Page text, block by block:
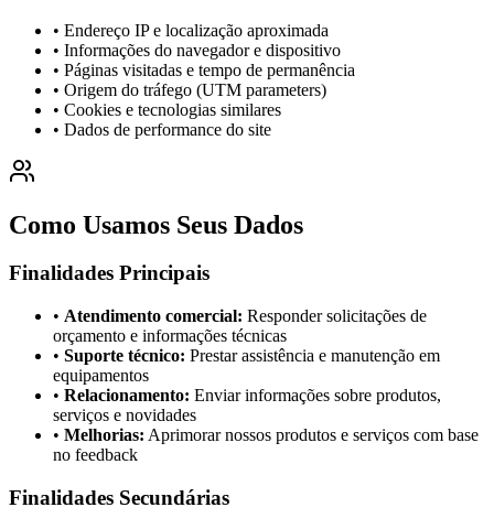
• Endereço IP e localização aproximada
• Informações do navegador e dispositivo
• Páginas visitadas e tempo de permanência
• Origem do tráfego (UTM parameters)
• Cookies e tecnologias similares
• Dados de performance do site
Como Usamos Seus Dados
Finalidades Principais
• Atendimento comercial: Responder solicitações de
orçamento e informações técnicas
• Suporte técnico: Prestar assistência e manutenção em
equipamentos
• Relacionamento: Enviar informações sobre produtos,
serviços e novidades
• Melhorias: Aprimorar nossos produtos e serviços com base
no feedback
Finalidades Secundárias